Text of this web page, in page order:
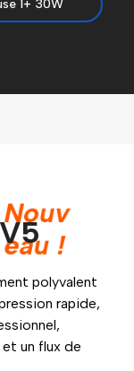
1+ 30W
polyvalent
rapide,
un flux de
Nouv
eau !